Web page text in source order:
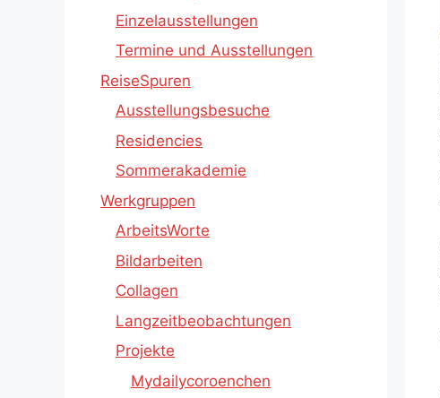
Einzelausstellungen
Termine und Ausstellungen
ReiseSpuren
Ausstellungsbesuche
Residencies
Sommerakademie
Werkgruppen
ArbeitsWorte
Bildarbeiten
Collagen
Langzeitbeobachtungen
Projekte
Mydailycoroenchen